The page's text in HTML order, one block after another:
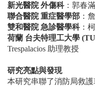
新光醫院 外傷科：郭春
聯合醫院 重症醫學部 ：
雙和醫院 急診醫學科：
荷蘭 台夫特理工大學
Trespalacios 助理教授
研究亮點與發現
本研究串聯了消防局救